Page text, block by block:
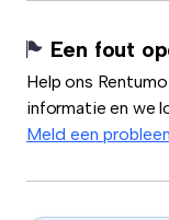
Een fout
Help ons
informatie en we
Meld een